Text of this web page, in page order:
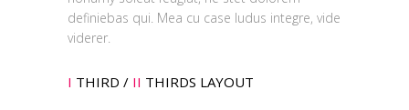
definiebas qui. Mea cu case ludus integre, vide
viderer.
I THIRD / II THIRDS LAYOUT